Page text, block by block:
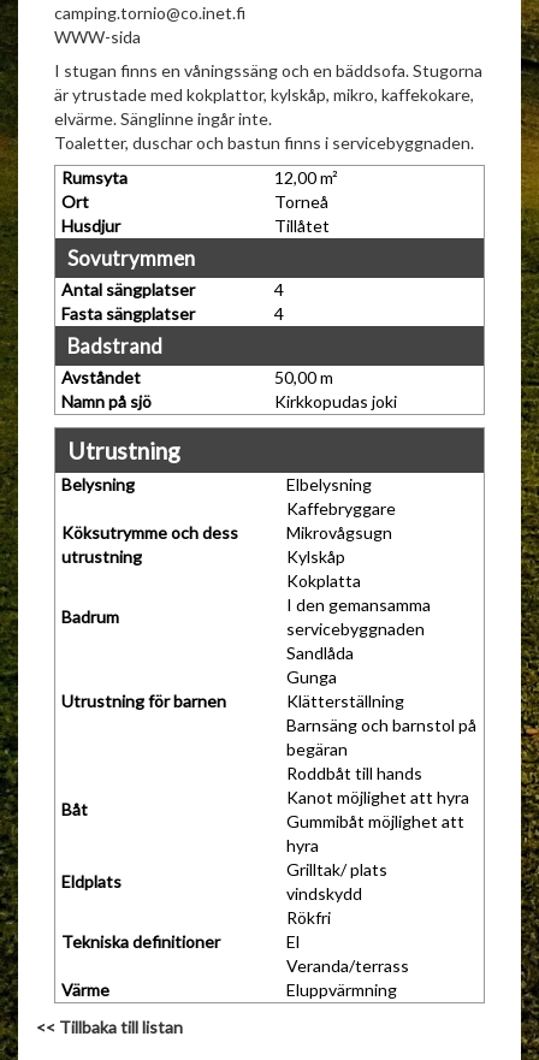
camping.tornio@co.inet.fi
WWW-sida
I stugan finns en våningssäng och en bäddsofa. Stugorna
är ytrustade med kokplattor, kylskåp, mikro, kaffekokare,
elvärme. Sänglinne ingår inte.
Toaletter, duschar och bastun finns i servicebyggnaden.
Rumsyta
12,00 m²
Ort
Torneå
Husdjur
Tillåtet
Sovutrymmen
Antal sängplatser
4
Fasta sängplatser
4
Badstrand
Avståndet
50,00 m
Namn på sjö
Kirkkopudas joki
Utrustning
Belysning Elbelysning
Köksutrymme och dess
utrustning
Kaffebryggare
Mikrovågsugn
Kylskåp
Kokplatta
Badrum
I den gemansamma
servicebyggnaden
Utrustning för barnen
Sandlåda
Gunga
Klätterställning
Barnsäng och barnstol på
begäran
Båt
Roddbåt till hands
Kanot möjlighet att hyra
Gummibåt möjlighet att
hyra
Eldplats
Grilltak/ plats
vindskydd
Tekniska definitioner
Rökfri
El
Veranda/terrass
Värme
Eluppvärmning
<< Tillbaka till listan